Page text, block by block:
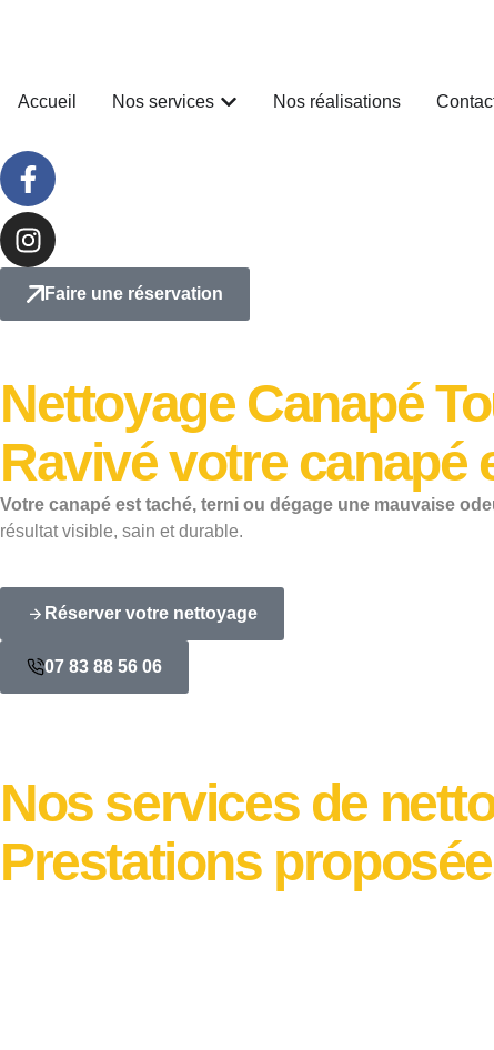
Accueil Nos services Nos réalisations
Faire une réservation
Nettoyage Canapé
Ravivé votre canapé
Votre canapé est taché, terni ou dégage une mauvaise
résultat visible, sain et durable.
Réserver votre nettoyage
07 83 88 56 06
Nos services de
Prestations